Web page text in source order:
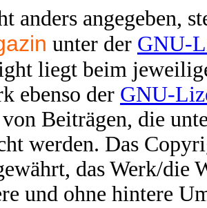
anders angegeben,
unter der GNU-
liegt beim
ebenso der GNU-
Beiträgen, die
werden. Das
das Werk/die
und ohne hintere